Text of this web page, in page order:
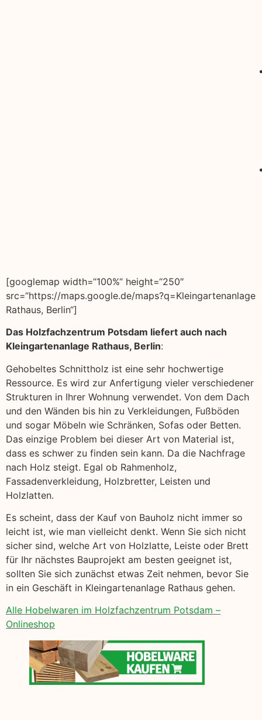
[googlemap width=“100%“ height=“250″
src=“https://maps.google.de/maps?q=Kleingartenanlage
Rathaus, Berlin“]
Das Holzfachzentrum Potsdam liefert auch nach
Kleingartenanlage Rathaus, Berlin:
Gehobeltes Schnittholz ist eine sehr hochwertige
Ressource. Es wird zur Anfertigung vieler verschiedener
Strukturen in Ihrer Wohnung verwendet. Von dem Dach
und den Wänden bis hin zu Verkleidungen, Fußböden
und sogar Möbeln wie Schränken, Sofas oder Betten.
Das einzige Problem bei dieser Art von Material ist,
dass es schwer zu finden sein kann. Da die Nachfrage
nach Holz steigt. Egal ob Rahmenholz,
Fassadenverkleidung, Holzbretter, Leisten und
Holzlatten.
Es scheint, dass der Kauf von Bauholz nicht immer so
leicht ist, wie man vielleicht denkt. Wenn Sie sich nicht
sicher sind, welche Art von Holzlatte, Leiste oder Brett
für Ihr nächstes Bauprojekt am besten geeignet ist,
sollten Sie sich zunächst etwas Zeit nehmen, bevor Sie
in ein Geschäft in Kleingartenanlage Rathaus gehen.
Alle Hobelwaren im Holzfachzentrum Potsdam –
Onlineshop